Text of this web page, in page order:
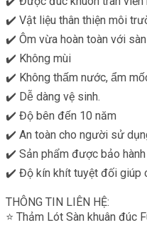
✔️ Vật liệu thân thiện môi
✔️ Ôm vừa hoàn toàn với
✔️ Không mùi
✔️ Không thấm nước, ẩm
✔️ Dễ dàng vệ sinh.
✔️ Độ bên đến 10 năm
✔️ An toàn cho người sử
✔️ Sản phẩm được bảo hành
✔️ Độ kín khít tuyệt đối giúp
THÔNG TIN LIÊN HỆ:
⭐️ Thảm Lót Sàn khuân đúc